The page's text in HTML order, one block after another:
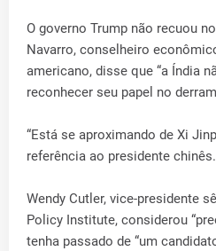
O governo Trump não recuou
Navarro, conselheiro
americano, disse que “a Índia
reconhecer seu papel no
“Está se aproximando de Xi
referência ao presidente chinês.
Wendy Cutler, vice-presidente
Policy Institute, considerou
tenha passado de “um